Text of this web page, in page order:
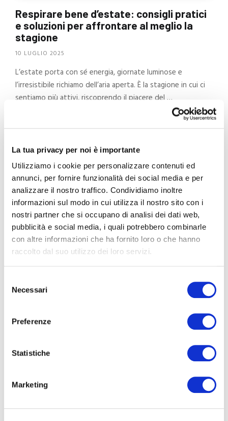
La tua privacy per noi è importante
Utilizziamo i cookie per personalizzare contenuti ed
annunci, per fornire funzionalità dei social media e per
analizzare il nostro traffico. Condividiamo inoltre
informazioni sul modo in cui utilizza il nostro sito con i
nostri partner che si occupano di analisi dei dati web,
pubblicità e social media, i quali potrebbero combinarle
con altre informazioni che ha fornito loro o che hanno
raccolto dal suo utilizzo dei loro servizi.
delNecessari
Preferenze
Statistiche
Marketing
Respirare bene d’estate: consigli pratici
e soluzioni per affrontare al meglio la
stagione
10 LUGLIO 2025
L’estate porta con sé energia, giornate luminose e
l’irresistibile richiamo dell’aria aperta. È la stagione in cui ci
sentiamo più attivi, riscoprendo il piacere del …
Cuore sotto controllo: la prevenzione
gesti
In un’epoca in cui la medicina compie progressi costanti e
vivere più a lungo, …